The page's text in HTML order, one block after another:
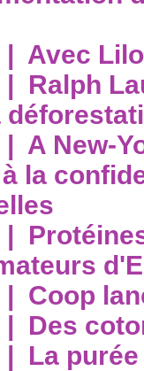
| Avec
| Ralph
| A New-
la
|
| Coop
| Des
| La